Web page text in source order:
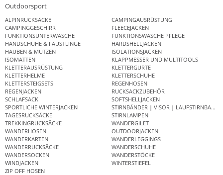
Outdoorsport
ALPINRUCKSÄCKE
CAMPINGAUSRÜSTUNG
CAMPINGGESCHIRR
FLEECEJACKEN
FUNKTIONSUNTERWÄSCHE
FUNKTIONSWÄSCHE PFLEGE
HANDSCHUHE & FÄUSTLINGE
HARDSHELLJACKEN
HAUBEN & MÜTZEN
ISOLATIONSJACKEN
ISOMATTEN
KLAPPMESSER UND MULTITOOLS
KLETTERAUSRÜSTUNG
KLETTERGURTE
KLETTERHELME
KLETTERSCHUHE
KLETTERSTEIGSETS
REGENHOSEN
REGENJACKEN
RUCKSACKZUBEHÖR
SCHLAFSACK
SOFTSHELLJACKEN
SPORTLICHE WINTERJACKEN
STIRNBÄNDER | VISOR | LAUFSTIRNBAND
TAGESRUCKSÄCKE
STIRNLAMPEN
TREKKINGRUCKSÄCKE
WANDERGILET
WANDERHOSEN
OUTDOORJACKEN
WANDERKARTEN
WANDERLEGGINGS
WANDERRUCKSÄCKE
WANDERSCHUHE
WANDERSOCKEN
WANDERSTÖCKE
WINDJACKEN
WINTERSTIEFEL
ZIP OFF HOSEN